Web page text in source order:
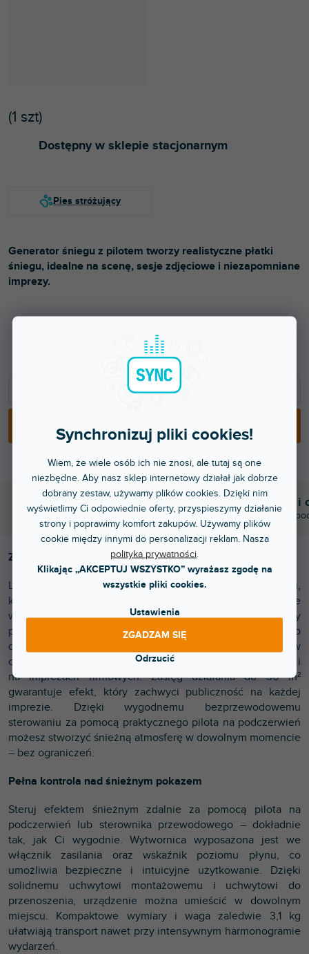
Synchronizuj pliki cookies!
Wiem, że wiele osób ich nie znosi, ale tutaj są one
niezbędne. Aby nasz sklep internetowy działał jak dobrze
dobrany zestaw, używamy plików cookies. Dzięki nim
wyświetlimy Ci odpowiednie oferty, przyspieszymy działanie
strony i poprawimy komfort zakupów. Używamy plików
cookie między innymi do personalizacji reklam. Nasza
polityka prywatności
Klikając „AKCEPTUJ WSZYSTKO” wyrażasz zgodę na
wszystkie pliki cookies.
Ustawienia
Odrzucić
ZGADZAM SIĘ
Dostępny w sklepie stacjonarnym
(1 szt)
Generator śniegu z pilotem tworzy realistyczne płatki
śniegu, idealne na scenę, sesje zdjęciowe i niezapomniane
imprezy.
Błyskawiczna dostawa
Wysyłamy do godziny 15:00
Komunikacja i
Chwalicie nas za
Zamień dowolną przestrzeń w magiczną zimową krainę
Light4Me SM 600W to profesjonalna wytwornica śniegu,
która w mgnieniu oka wypełni przestrzeń realistycznie
wyglądającym, lekkim śniegiem. Idealna na scenę, imprezy
plenerowe (pod zadaszeniem), sesje zdjęciowe, a nawet do
dekoracji witryn sklepowych. Wyjątkowo wydajna i łatwa w
obsłudze, świetnie sprawdzi się u DJ-ów, w domach kultury i
na imprezach firmowych. Zasięg działania do 30 m²
gwarantuje efekt, który zachwyci publiczność na każdej
imprezie. Dzięki wygodnemu bezprzewodowemu
sterowaniu za pomocą praktycznego pilota na podczerwień
możesz stworzyć śnieżną atmosferę w dowolnym momencie
– bez ograniczeń.
Pełna kontrola nad śnieżnym pokazem
Steruj efektem śnieżnym zdalnie za pomocą pilota na
podczerwień lub sterownika przewodowego – dokładnie
tak, jak Ci wygodnie. Wytwornica wyposażona jest we
włącznik zasilania oraz wskaźnik poziomu płynu, co
umożliwia bezpieczne i intuicyjne użytkowanie. Dzięki
solidnemu uchwytowi montażowemu i uchwytowi do
przenoszenia, urządzenie można umieścić w dowolnym
miejscu. Kompaktowe wymiary i waga zaledwie 3,1 kg
ułatwiają transport nawet przy intensywnym harmonogramie
wydarzeń.